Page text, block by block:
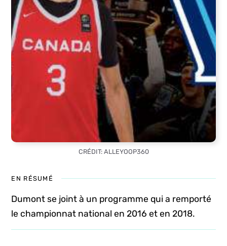
CRÉDIT: ALLEYOOP360
EN RÉSUMÉ
Dumont se joint à un programme qui a remporté
le championnat national en 2016 et en 2018.